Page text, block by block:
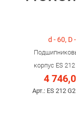
d - 60, D
корпус ES
4
Арт.: ES 212